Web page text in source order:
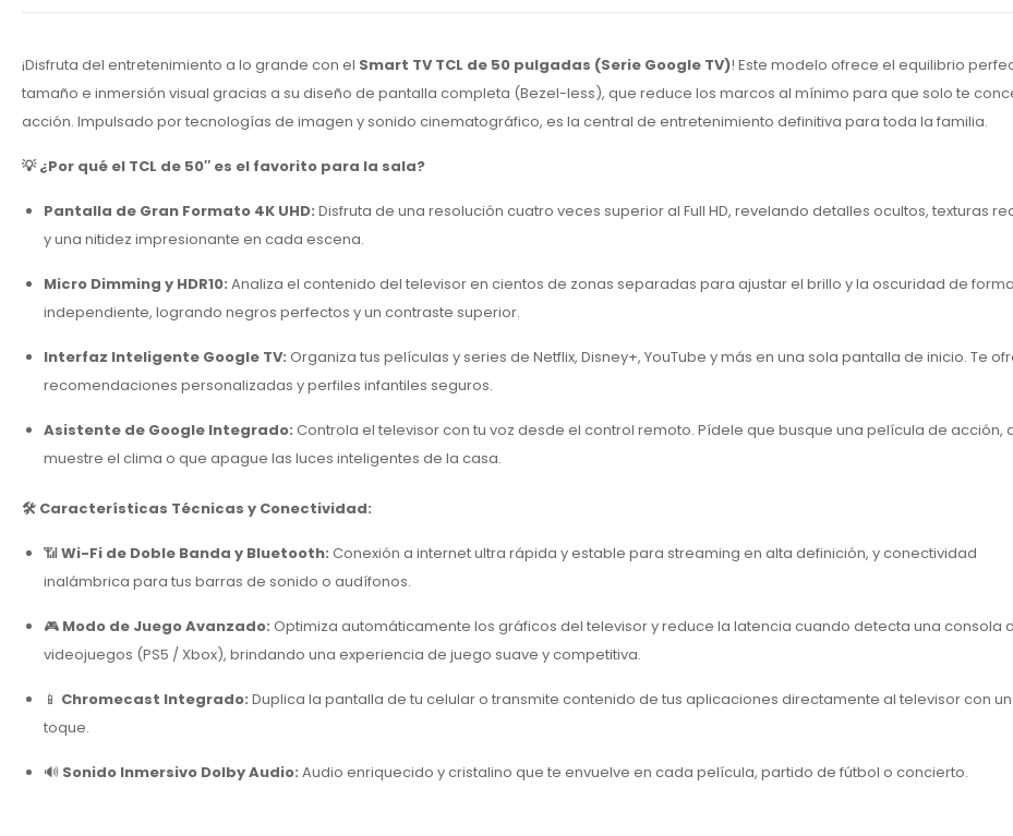
¡Disfruta del entretenimiento a lo grande con el Smart TV TCL de 50 pulgadas (Serie Google TV)! Este modelo ofrece el equilibrio
tamaño e inmersión visual gracias a su diseño de pantalla completa (Bezel-less), que reduce los marcos al mínimo para que solo te
acción. Impulsado por tecnologías de imagen y sonido cinematográfico, es la central de entretenimiento definitiva para toda la familia.
💡 ¿Por qué el TCL de 50″ es el favorito para la sala?
Pantalla de Gran Formato 4K UHD: Disfruta de una resolución cuatro veces superior al Full HD, revelando detalles ocultos, texturas
y una nitidez impresionante en cada escena.
Micro Dimming y HDR10: Analiza el contenido del televisor en cientos de zonas separadas para ajustar el brillo y la oscuridad de forma
independiente, logrando negros perfectos y un contraste superior.
Interfaz Inteligente Google TV: Organiza tus películas y series de Netflix, Disney+, YouTube y más en una sola pantalla de inicio. Te
recomendaciones personalizadas y perfiles infantiles seguros.
Asistente de Google Integrado: Controla el televisor con tu voz desde el control remoto. Pídele que busque una película de acción,
muestre el clima o que apague las luces inteligentes de la casa.
🛠️ Características Técnicas y Conectividad:
📶Wi-Fi de Doble Banda y Bluetooth: Conexión a internet ultra rápida y estable para streaming en alta definición, y conectividad
inalámbrica para tus barras de sonido o audífonos.
🎮 Modo de Juego Avanzado: Optimiza automáticamente los gráficos del televisor y reduce la latencia cuando detecta una consola
videojuegos (PS5 / Xbox), brindando una experiencia de juego suave y competitiva.
📱 Chromecast Integrado: Duplica la pantalla de tu celular o transmite contenido de tus aplicaciones directamente al televisor con
toque.
🔊 Sonido Inmersivo Dolby Audio: Audio enriquecido y cristalino que te envuelve en cada película, partido de fútbol o concierto.